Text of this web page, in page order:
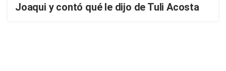
Joaqui y contó qué le dijo de Tuli Acosta